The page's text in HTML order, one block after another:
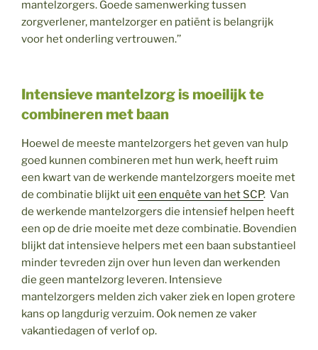
mantelzorgers. Goede samenwerking tussen
zorgverlener, mantelzorger en patiënt is belangrijk
voor het onderling vertrouwen.’’
Intensieve mantelzorg is moeilijk te
combineren met baan
Hoewel de meeste mantelzorgers het geven van hulp
goed kunnen combineren met hun werk, heeft ruim
een kwart van de werkende mantelzorgers moeite met
de combinatie blijkt uiteen enquête van het SCP. Van
de werkende mantelzorgers die intensief helpen heeft
een op de drie moeite met deze combinatie. Bovendien
blijkt dat intensieve helpers met een baan substantieel
minder tevreden zijn over hun leven dan werkenden
die geen mantelzorg leveren. Intensieve
mantelzorgers melden zich vaker ziek en lopen grotere
kans op langdurig verzuim. Ook nemen ze vaker
vakantiedagen of verlof op.